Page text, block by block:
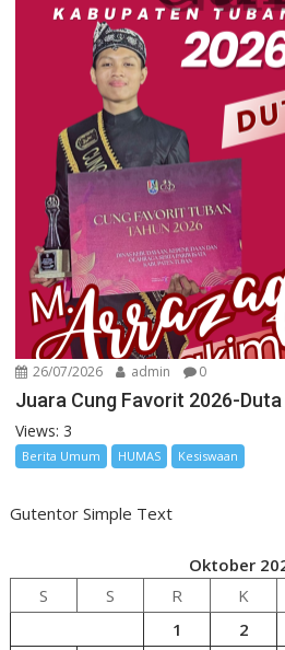
26/07/2026 admin 0
Juara Cung Favorit 2026-
Views: 3
Berita Umum HUMAS Kesiswaan
Gutentor Simple Text
Oktober
S
S R K
1
2